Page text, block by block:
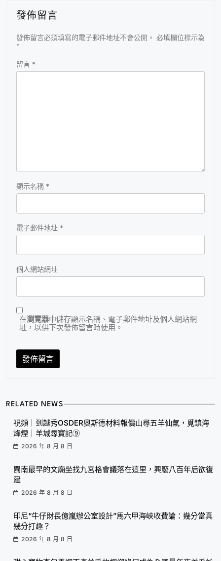
發佈留言
發佈留言必須填寫的電子郵件地址不會公開。 必填欄位標示為
*
留言 *
顯示名稱 *
電子郵件地址 *
個人網站網址
在瀏覽器中儲存顯示名稱、電子郵件地址及個人網站網
址，以供下次發佈留言時使用。
RELATED NEWS
視頻｜到越秀OSDER奧斯德材料報價山尋五羊仙氣，覓鎮海
烽煙｜羊城尋寶記⑨
2026 年 8 月 8 日
閩南最早的文廟坐找九宮格會議落在這里，興廢八百年后欲復
建
2026 年 8 月 8 日
印尼“牛仔財長億嵐辦公室設計”馬六甲海峽收費論：幾分當真
幾分打趣？
2026 年 8 月 8 日